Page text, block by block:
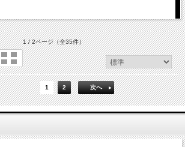
1 / 2ページ（全35件）
1 2 次へ